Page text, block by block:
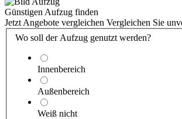
Günstigen Aufzug finden
Jetzt Angebote vergleichen Vergleichen Sie
Wo soll der Aufzug genutzt werden?
Innenbereich
Außenbereich
Weiß nicht